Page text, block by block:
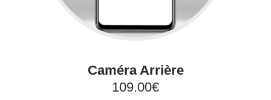
Caméra Arrière
109.00€